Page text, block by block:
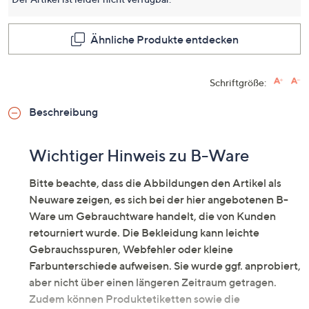
Ähnliche Produkte entdecken
Schriftgröße:
Beschreibung
Wichtiger Hinweis zu B-Ware
Bitte beachte, dass die Abbildungen den Artikel als
Neuware zeigen, es sich bei der hier angebotenen B-
Ware um Gebrauchtware handelt, die von Kunden
retourniert wurde. Die Bekleidung kann leichte
Gebrauchsspuren, Webfehler oder kleine
Farbunterschiede aufweisen. Sie wurde ggf. anprobiert,
aber nicht über einen längeren Zeitraum getragen.
Zudem können Produktetiketten sowie die